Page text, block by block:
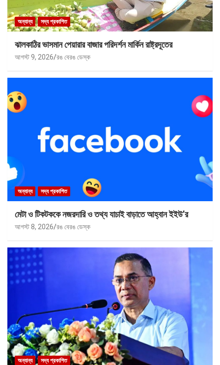
অন্যান্য সদ্য প্রকাশিত
ঝালকাঠির ভাসমান পেয়ারার বাজার পরিদর্শন মার্কিন রাষ্ট্রদূতের
আগস্ট 9, 2026 রঙ বেরঙ ডেস্ক
অন্যান্য সদ্য প্রকাশিত
মেটা ও টিকটককে নজরদারি ও তথ্য যাচাই বাড়াতে আহ্বান ইইউ’র
আগস্ট 8, 2026 রঙ বেরঙ ডেস্ক
অন্যান্য সদ্য প্রকাশিত